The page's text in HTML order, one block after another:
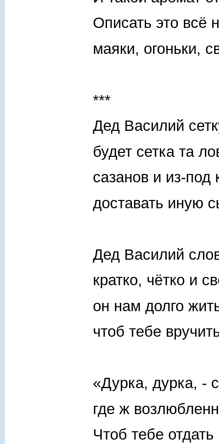
Описать это всё
маяки, огоньки,
***
Дед Василий
будет сетка та
сазанов и из-под
доставать иную
Дед Василий
кратко, чётко и
он нам долго
чтоб тебе
«Дурка, дурка, -
где ж
Чтоб тебе